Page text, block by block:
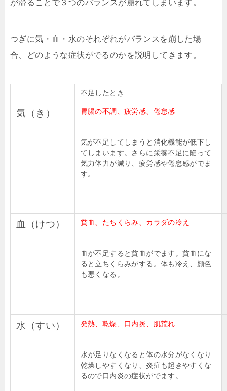
が滞ることで３つのバランスが崩れてしまいます。
つぎに気・血・水のそれぞれがバランスを崩した場
合、どのような症状がでるのかを説明してきます。
不足したとき
気（き） 胃腸の不調、疲労感、倦怠感
気が不足してしまうと消化機能が低下し
てしまいます。さらに栄養不足に陥って
気力体力が減り、疲労感や倦怠感がでま
す。
血（けつ） 貧血、たちくらみ、カラダの冷え
血が不足すると貧血がでます。貧血にな
ると立ちくらみがする。体も冷え、顔色
も悪くなる。
水（すい） 発熱、乾燥、口内炎、肌荒れ
水が足りなくなると体の水分がなくなり
乾燥しやすくなり、炎症も起きやすくな
るので口内炎の症状がでます。